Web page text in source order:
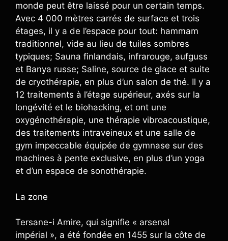
monde peut être laissé pour un certain temps.
Avec 4 000 mètres carrés de surface et trois
étages, il y a de l’espace pour tout: hammam
traditionnel, vide au lieu de tuiles sombres
typiques; Sauna finlandais, infrarouge, aufguss
et Banya russe; Saline, source de glace et suite
de cryothérapie, en plus d’un salon de thé. Il y a
12 traitements à l’étage supérieur, axés sur la
longévité et le biohacking, et ont une
oxygénothérapie, une thérapie vibroacoustique,
des traitements intraveineux et une salle de
gym impeccable équipée de gymnase sur des
machines à pente exclusive, en plus d’un yoga
et d’un espace de sonothérapie.
La zone
Tersane-i Amire, qui signifie « arsenal
impérial », a été fondée en 1455 sur la côte de